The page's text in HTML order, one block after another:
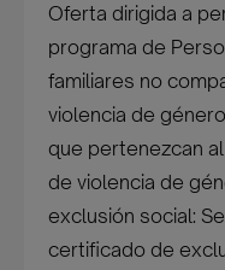
Oferta dirigida a
programa de
familiares no
violencia de
que pertenezcan
de violencia de
exclusión social:
certificado de